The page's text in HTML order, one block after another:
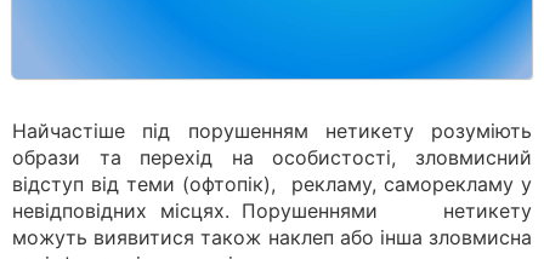
Найчастіше під порушенням нетикету розуміють
образи та перехід на особистості, зловмисний
відступ від теми (офтопік), рекламу, саморекламу у
невідповідних місцях. Порушеннями нетикету
можуть виявитися також наклеп або інша зловмисна